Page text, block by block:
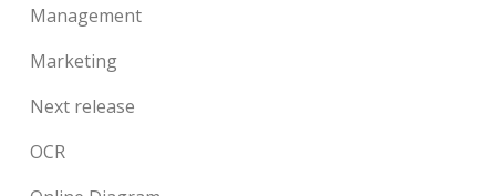
Management
Marketing
Next release
OCR